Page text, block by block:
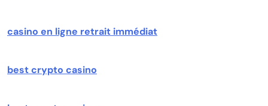
casino en ligne retrait immédiat
best crypto casino